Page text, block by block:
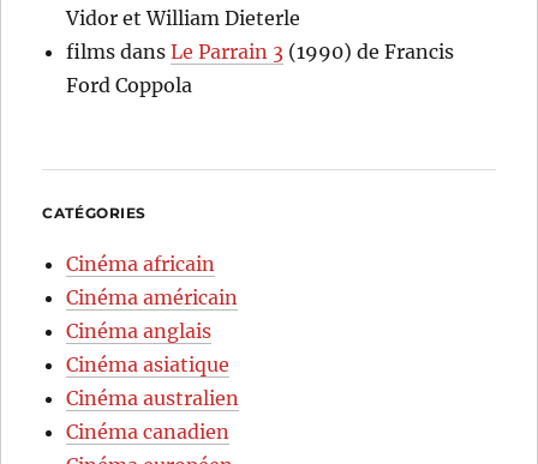
Vidor et William Dieterle
films dansLe Parrain 3 (1990) de Francis
Ford Coppola
CATÉGORIES
Cinéma africain
Cinéma américain
Cinéma anglais
Cinéma asiatique
Cinéma australien
Cinéma canadien